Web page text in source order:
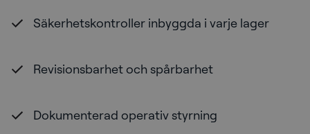
Säkerhetskontroller inbyggda i varje lager
Revisionsbarhet och spårbarhet
Dokumenterad operativ styrning